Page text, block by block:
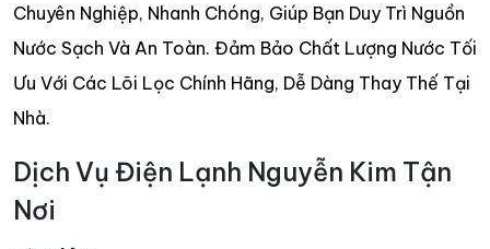
Chuyên Nghiệp, Nhanh Chóng, Giúp Bạn Duy Trì Nguồn
Nước Sạch Và An Toàn. Đảm Bảo Chất Lượng Nước Tối
Ưu Với Các Lõi Lọc Chính Hãng, Dễ Dàng Thay Thế Tại
Nhà.
Dịch Vụ Điện Lạnh Nguyễn Kim Tận
Nơi